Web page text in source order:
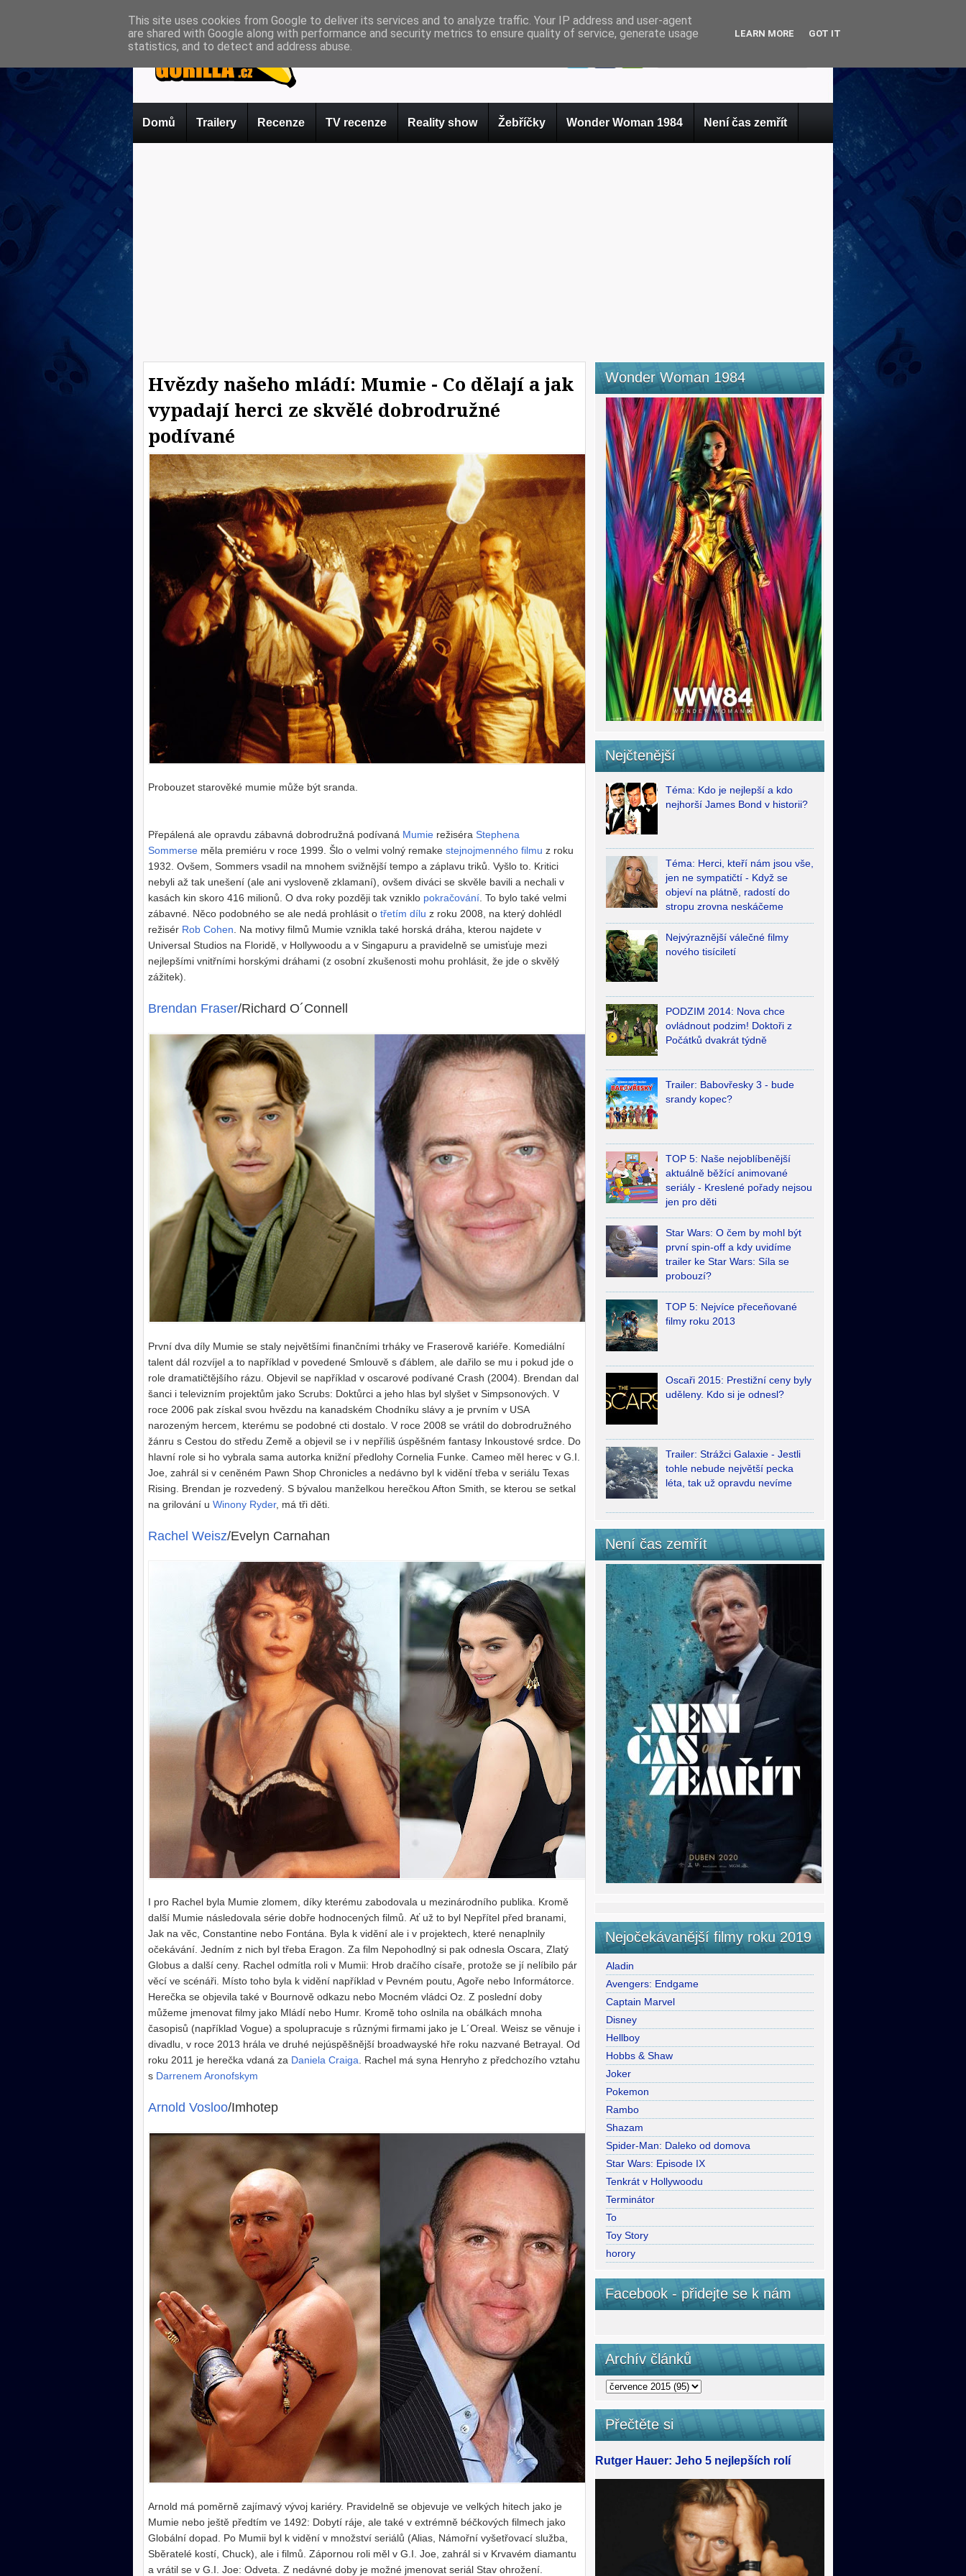
Domů Trailery Recenze TV recenze Reality show Žebříčky Wonder Woman 1984 Není čas zemřít
Hvězdy našeho mládí: Mumie - Co dělají a jak
vypadají herci ze skvělé dobrodružné
podívané
Probouzet starověké mumie může být sranda.
Přepálená ale opravdu zábavná dobrodružná podívaná Mumie režiséra Stephena
Sommerse měla premiéru v roce 1999. Šlo o velmi volný remake stejnojmenného filmu z roku
1932. Ovšem, Sommers vsadil na mnohem svižnější tempo a záplavu triků. Vyšlo to. Kritici
nebyli až tak unešení (ale ani vysloveně zklamaní), ovšem diváci se skvěle bavili a nechali v
kasách kin skoro 416 milionů. O dva roky později tak vzniklo pokračování. To bylo také velmi
zábavné. Něco podobného se ale nedá prohlásit o třetím dílu z roku 2008, na který dohlédl
režisér Rob Cohen. Na motivy filmů Mumie vznikla také horská dráha, kterou najdete v
Universal Studios na Floridě, v Hollywoodu a v Singapuru a pravidelně se umisťuje mezi
nejlepšími vnitřními horskými dráhami (z osobní zkušenosti mohu prohlásit, že jde o skvělý
zážitek).
Brendan Fraser/Richard O´Connell
První dva díly Mumie se staly největšími finančními trháky ve Fraserově kariéře. Komediální
talent dál rozvíjel a to například v povedené Smlouvě s ďáblem, ale dařilo se mu i pokud jde o
role dramatičtějšího rázu. Objevil se například v oscarové podívané Crash (2004). Brendan dal
šanci i televizním projektům jako Scrubs: Doktůrci a jeho hlas byl slyšet v Simpsonových. V
roce 2006 pak získal svou hvězdu na kanadském Chodníku slávy a je prvním v USA
narozeným hercem, kterému se podobné cti dostalo. V roce 2008 se vrátil do dobrodružného
žánru s Cestou do středu Země a objevil se i v nepříliš úspěšném fantasy Inkoustové srdce. Do
hlavní role si ho vybrala sama autorka knižní předlohy Cornelia Funke. Cameo měl herec v G.I.
Joe, zahrál si v ceněném Pawn Shop Chronicles a nedávno byl k vidění třeba v seriálu Texas
Rising. Brendan je rozvedený. S bývalou manželkou herečkou Afton Smith, se kterou se setkal
na grilování u Winony Ryder, má tři děti.
Rachel Weisz/Evelyn Carnahan
I pro Rachel byla Mumie zlomem, díky kterému zabodovala u mezinárodního publika. Kromě
další Mumie následovala série dobře hodnocených filmů. Ať už to byl Nepřítel před branami,
Jak na věc, Constantine nebo Fontána. Byla k vidění ale i v projektech, které nenaplnily
očekávání. Jedním z nich byl třeba Eragon. Za film Nepohodlný si pak odnesla Oscara, Zlatý
Globus a další ceny. Rachel odmítla roli v Mumii: Hrob dračího císaře, protože se jí nelíbilo pár
věcí ve scénáři. Místo toho byla k vidění například v Pevném poutu, Agoře nebo Informátorce.
Herečka se objevila také v Bournově odkazu nebo Mocném vládci Oz. Z poslední doby
můžeme jmenovat filmy jako Mládí nebo Humr. Kromě toho oslnila na obálkách mnoha
časopisů (například Vogue) a spolupracuje s různými firmami jako je L´Oreal. Weisz se věnuje i
divadlu, v roce 2013 hrála ve druhé nejúspěšnější broadwayské hře roku nazvané Betrayal. Od
roku 2011 je herečka vdaná za Daniela Craiga . Rachel má syna Henryho z předchozího vztahu
s Darrenem Aronofskym
Arnold Vosloo/Imhotep
Arnold má poměrně zajímavý vývoj kariéry. Pravidelně se objevuje ve velkých hitech jako je
Mumie nebo ještě předtím ve 1492: Dobytí ráje, ale také v extrémně béčkových filmech jako
Globální dopad. Po Mumii byl k vidění v množství seriálů (Alias, Námořní vyšetřovací služba,
Sběratelé kostí, Chuck), ale i filmů. Zápornou roli měl v G.I. Joe, zahrál si v Krvavém diamantu
a vrátil se v G.I. Joe: Odveta. Z nedávné doby je možné jmenovat seriál Stav ohrožení.
Wonder Woman 1984
Nejčtenější
Téma: Kdo je nejlepší a kdo
nejhorší James Bond v historii?
Téma: Herci, kteří nám jsou vše,
jen ne sympatičtí - Když se
objeví na plátně, radostí do
stropu zrovna neskáčeme
Nejvýraznější válečné filmy
nového tisíciletí
PODZIM 2014: Nova chce
ovládnout podzim! Doktoři z
Počátků dvakrát týdně
Trailer: Babovřesky 3 - bude
srandy kopec?
TOP 5: Naše nejoblíbenější
aktuálně běžící animované
seriály - Kreslené pořady nejsou
jen pro děti
Star Wars: O čem by mohl být
první spin-off a kdy uvidíme
trailer ke Star Wars: Síla se
probouzí?
TOP 5: Nejvíce přeceňované
filmy roku 2013
Oscaři 2015: Prestižní ceny byly
uděleny. Kdo si je odnesl?
Trailer: Strážci Galaxie - Jestli
tohle nebude největší pecka
léta, tak už opravdu nevíme
Není čas zemřít
Nejočekávanější filmy roku 2019
Aladin
Avengers: Endgame
Captain Marvel
Disney
Hellboy
Hobbs & Shaw
Joker
Pokemon
Rambo
Shazam
Spider-Man: Daleko od domova
Star Wars: Episode IX
Tenkrát v Hollywoodu
Terminátor
To
Toy Story
horory
Facebook - přidejte se k nám
Archív článků
Přečtěte si
Rutger Hauer: Jeho 5 nejlepších rolí
This site uses cookies from Google to deliver its services and to analyze traffic. Your IP address and user-agent
are shared with Google along with performance and security metrics to ensure quality of service, generate usage
statistics, and to detect and address abuse.
LEARN MORE GOT IT